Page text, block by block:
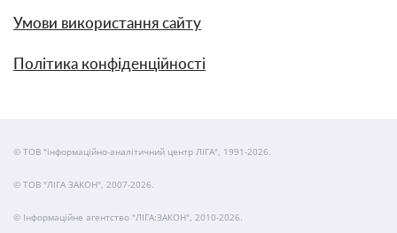
Умови використання сайту
Політика конфіденційності
© ТОВ "інформаційно-аналітичний центр ЛІГА", 1991-2026.
© ТОВ "ЛІГА ЗАКОН", 2007-2026.
© Інформаційне агентство "ЛІГА:ЗАКОН", 2010-2026.